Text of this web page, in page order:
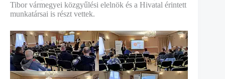
Tibor vármegyei közgyűlési elelnök és a Hivatal érintett
munkatársai is részt vettek.